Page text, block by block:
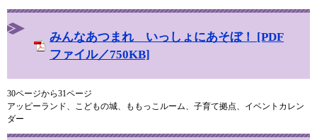
みんなあつまれ いっしょにあそぼ！ [PDF
ファイル／750KB]
30ページから31ページ
アッピーランド、こどもの城、ももっこルーム、子育て拠点、イベントカレン
ダー